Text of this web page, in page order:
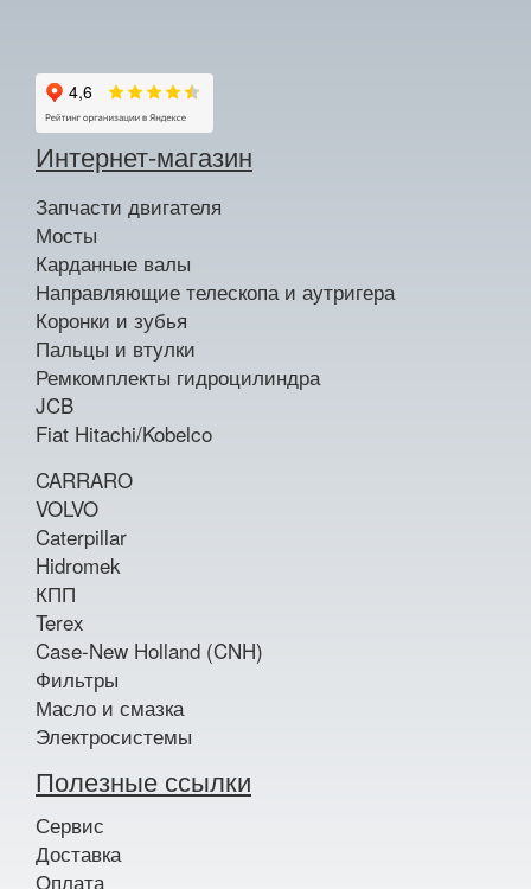
Интернет-магазин
Запчасти двигателя
Мосты
Карданные валы
Направляющие телескопа и аутригера
Коронки и зубья
Пальцы и втулки
Ремкомплекты гидроцилиндра
JCB
Fiat Hitachi/Kobelco
CARRARO
VOLVO
Caterpillar
Hidromek
КПП
Terex
Case-New Holland (CNH)
Фильтры
Масло и смазка
Электросистемы
Полезные ссылки
Сервис
Доставка
Оплата